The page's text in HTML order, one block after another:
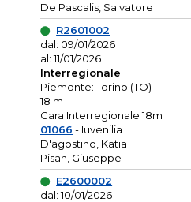
De Pascalis, Salvatore
R2601002
dal: 09/01/2026
al: 11/01/2026
Interregionale
Piemonte: Torino (TO)
18 m
Gara Interregionale 18m
01066 - Iuvenilia
D'agostino, Katia
Pisan, Giuseppe
E2600002
dal: 10/01/2026